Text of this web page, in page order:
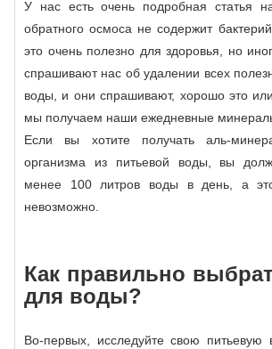
У нас есть очень подробная статья
обратного осмоса не содержит
это очень полезно для здоровья, но
спрашивают нас об удалении всех
воды, и они спрашивают, хорошо это или
мы получаем наши ежедневные
Если вы хотите получать аль-
организма из питьевой воды, вы
менее 100 литров воды в день, а это
невозможно.
Как правильно
для воды?
Во-первых, исследуйте свою питьевую